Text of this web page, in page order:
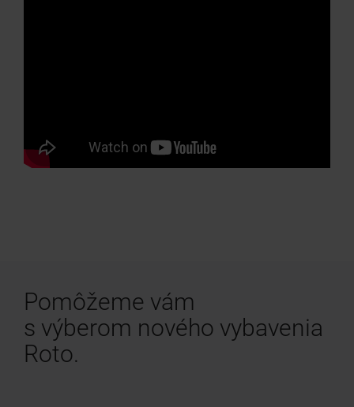
Pomôžeme vám
s výberom nového vybavenia
Roto.